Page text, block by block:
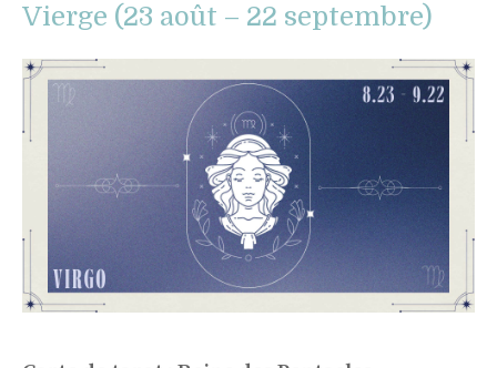
Vierge (23 août – 22 septembre)